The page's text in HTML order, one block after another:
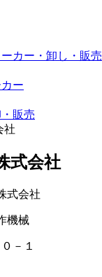
カー・卸し・販売
ー
販売
社
式会社
機械
－１